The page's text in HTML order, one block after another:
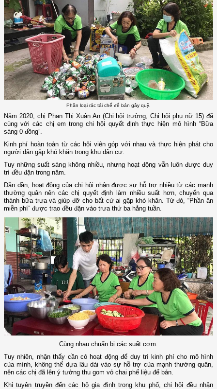
Phân loại rác tái chế để bán gây quỹ.
Năm 2020, chị Phan Thị Xuân An (Chi hội trưởng, Chi hội phụ nữ 15) đã
cùng với các chị em trong chi hội quyết định thực hiện mô hình “Bữa
sáng 0 đồng”.
Kinh phí hoàn toàn từ các hội viên góp với nhau và thực hiện phát cho
người dân gặp khó khăn trong khu dân cư.
Tuy những suất sáng không nhiều, nhưng hoạt động vẫn luôn được duy
trì đều đặn trong năm.
Dần dần, hoạt động của chi hội nhận được sự hỗ trợ nhiều từ các mạnh
thường quân nên các chị quyết định làm nhiều suất hơn, chuyển qua
thành bữa trưa và giúp đỡ cho bất cứ ai gặp khó khăn. Từ đó, “Phần ăn
miễn phí” được trao đều đặn vào trưa thứ ba hằng tuần.
Cùng nhau chuẩn bị các suất cơm.
Tuy nhiên, nhận thấy cần có hoạt động để duy trì kinh phí cho mô hình
của mình, không thể dựa lâu dài vào sự hỗ trợ của mạnh thường quân,
nên các chị đã lên ý tưởng thu gom vỏ chai phế liệu để bán.
Khi tuyên truyền đến các hộ gia đình trong khu phố, chi hội đều nhận